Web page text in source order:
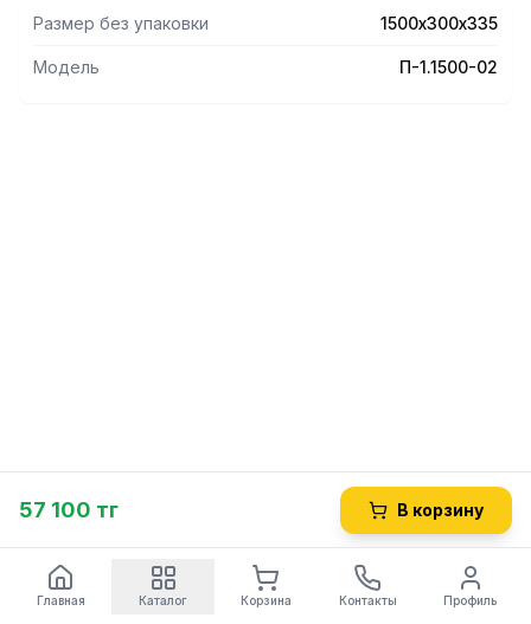
Размер без упаковки 1500х300х335
Модель П-1.1500-02
57 100 тг В корзину
Главная Каталог Корзина Контакты Профиль